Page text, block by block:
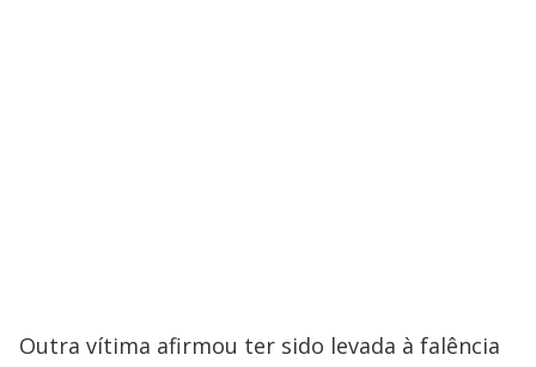
Outra vítima afirmou ter sido levada à falência